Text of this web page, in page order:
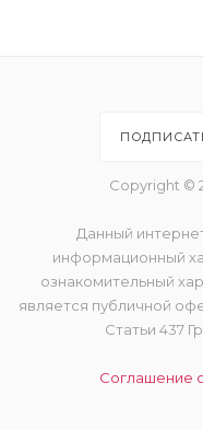
Copyright ©
Данный
информационный
ознакомительный
является публичной
Статьи 437
Соглашение